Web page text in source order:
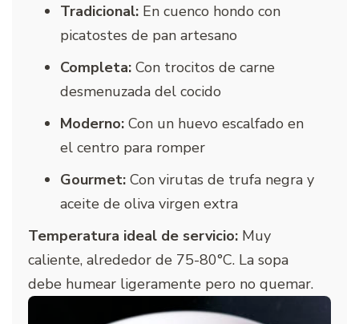
Tradicional: En cuenco hondo con
picatostes de pan artesano
Completa: Con trocitos de carne
desmenuzada del cocido
Moderno: Con un huevo escalfado en
el centro para romper
Gourmet: Con virutas de trufa negra y
aceite de oliva virgen extra
Temperatura ideal de servicio: Muy
caliente, alrededor de 75-80°C. La sopa
debe humear ligeramente pero no quemar.